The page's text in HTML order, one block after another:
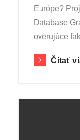
Európe?
Database
overujúce
Čítať